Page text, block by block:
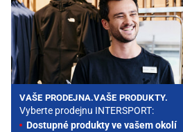
VAŠE PRODEJNA.VAŠE PRODUKTY.
Vyberte prodejnu INTERSPORT:
Dostupné produkty ve vašem okolí